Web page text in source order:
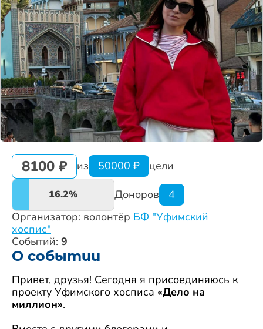
О событии
Привет, друзья! Сегодня я присоединяюсь к
проекту Уфимского хосписа «Дело на
миллион».
8100 ₽ из 50000 ₽ цели
16.2% Доноров
4
Организатор: волонтёр БФ "Уфимский
хоспис"
Событий: 9